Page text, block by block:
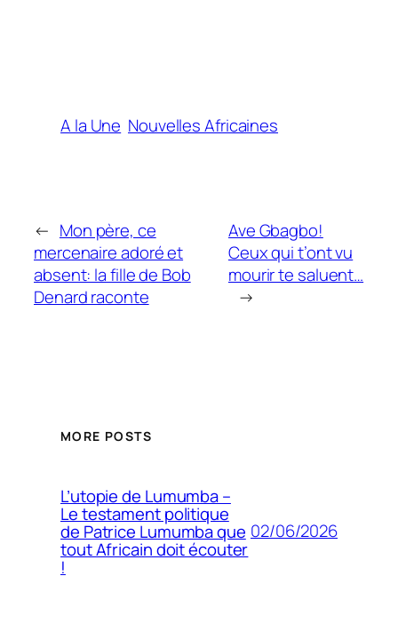
A la Une Nouvelles Africaines
← Mon père, ce
mercenaire adoré et
absent: la fille de Bob
Denard raconte
Ave Gbagbo!
Ceux qui t’ont vu
mourir te saluent…
→
MORE POSTS
L’utopie de Lumumba –
Le testament politique
de Patrice Lumumba que
tout Africain doit écouter
!
02/06/2026